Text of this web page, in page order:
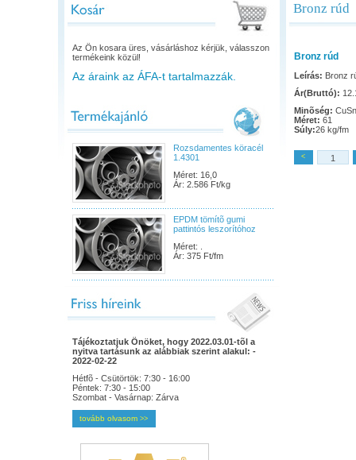
Az Ön kosara üres, vásárláshoz kérjük, válasszon
termékeink közül!
Az áraink az ÁFA-t tartalmazzák.
Rozsdamentes köracél
1.4301
Méret: 16,0
Ár: 2.586 Ft/kg
EPDM tömítõ gumi
pattintós leszorítóhoz
Méret: .
Ár: 375 Ft/fm
Tájékoztatjuk Önöket, hogy 2022.03.01-tõl a
nyitva tartásunk az alábbiak szerint alakul: -
2022-02-22
Hétfõ - Csütörtök: 7:30 - 16:00
Péntek: 7:30 - 15:00
Szombat - Vasárnap: Zárva
tovább olvasom >>
Bronz rúd
Bronz rúd
Leírás: Bronz
Ár(Bruttó):
Minõség:
Méret: 61
Súly:26 kg/fm
<